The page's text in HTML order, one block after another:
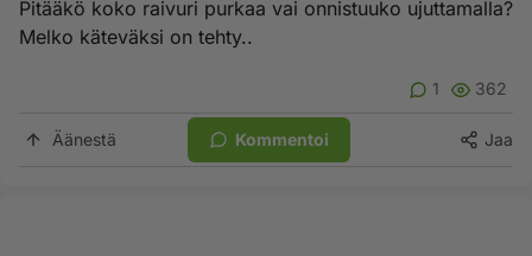
Pitääkö koko raivuri purkaa vai onnistuuko ujuttamalla?
Melko käteväksi on tehty..
1 362
Äänestä Kommentoi Jaa